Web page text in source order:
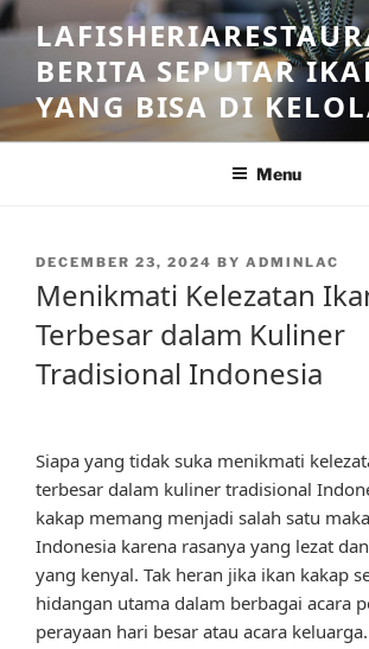
Skip
to
contentBERITA SEPUTAR
YANG BISA DI
Menu
POSTED
DECEMBER 23, 2024 BY ADMINLAC
Menikmati Kelezatan
Terbesar dalam Kuliner
Tradisional Indonesia
Siapa yang tidak suka menikmati
terbesar dalam kuliner tradisional
kakap memang menjadi salah satu
Indonesia karena rasanya yang lezat
yang kenyal. Tak heran jika ikan kakap
hidangan utama dalam berbagai acara
perayaan hari besar atau acara keluarga.